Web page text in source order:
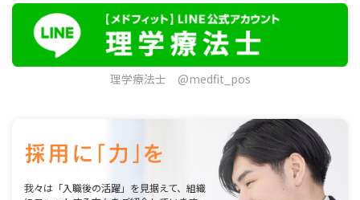
理学療法士 @medfit_pos
我々は「入職後の活躍」を見据えて、組織